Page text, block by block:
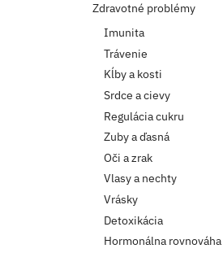
Zdravotné problémy
Imunita
Trávenie
Kĺby a kosti
Srdce a cievy
Regulácia cukru
Zuby a ďasná
Oči a zrak
Vlasy a nechty
Vrásky
Detoxikácia
Hormonálna rovnováha